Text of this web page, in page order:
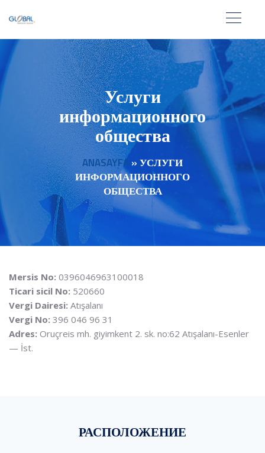
Услуги
информационного
общества
ANASAYFA»УСЛУГИ
ИНФОРМАЦИОННОГО
ОБЩЕСТВА
Mersis No: 0396046963100018
Ticari sicil No: 520660
Vergi Dairesi: Atışalanı
Vergi No: 396 046 96 31
Adres: Oruçreis mh. giyimkent 2. sk. no:62 Atışalanı-Esenler
— İst.
РАСПОЛОЖЕНИЕ